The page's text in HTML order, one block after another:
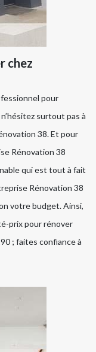
chez
pour
surtout pas à
38. Et pour
Rénovation 38
qui est tout à fait
Rénovation 38
votre budget. Ainsi,
prix pour rénover
; faites confiance à